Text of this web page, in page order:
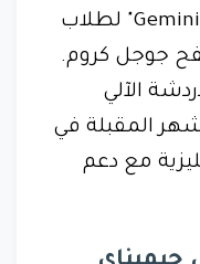
عن أحدث ميزات جيميناي "Gemini AI" لطلاب
جوجل كروم.
الآلي
المقبلة في
مع دعم